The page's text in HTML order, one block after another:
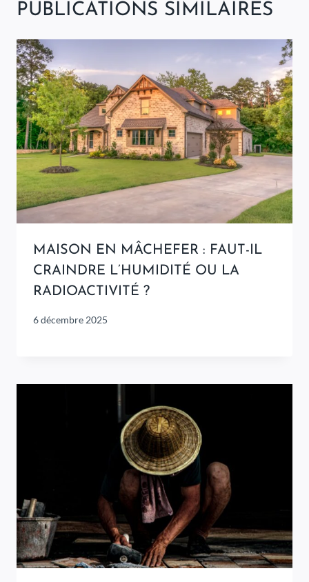
PUBLICATIONS SIMILAIRES
MAISON EN MÂCHEFER : FAUT-IL
CRAINDRE L’HUMIDITÉ OU LA
RADIOACTIVITÉ ?
6 décembre 2025